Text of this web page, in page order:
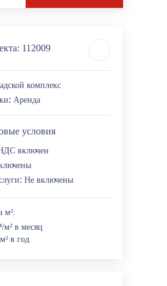
112009
комплекс
: Аренда
условия
включен
: Не включены
м²:
м² в месяц
в год